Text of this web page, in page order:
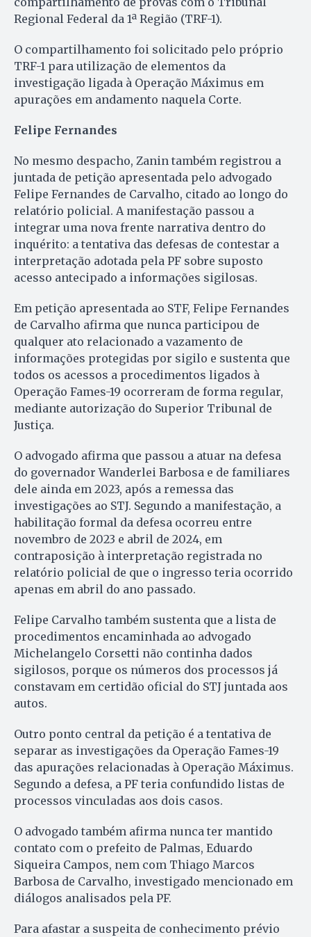
Regional Federal da 1ª Região (TRF-1).
O compartilhamento foi solicitado pelo próprio
TRF-1 para utilização de elementos da
investigação ligada à Operação Máximus em
apurações em andamento naquela Corte.
Felipe Fernandes
No mesmo despacho, Zanin também registrou a
juntada de petição apresentada pelo advogado
Felipe Fernandes de Carvalho, citado ao longo do
relatório policial. A manifestação passou a
integrar uma nova frente narrativa dentro do
inquérito: a tentativa das defesas de contestar a
interpretação adotada pela PF sobre suposto
acesso antecipado a informações sigilosas.
Em petição apresentada ao STF, Felipe Fernandes
de Carvalho afirma que nunca participou de
qualquer ato relacionado a vazamento de
informações protegidas por sigilo e sustenta que
todos os acessos a procedimentos ligados à
Operação Fames-19 ocorreram de forma regular,
mediante autorização do Superior Tribunal de
Justiça.
O advogado afirma que passou a atuar na defesa
do governador Wanderlei Barbosa e de familiares
dele ainda em 2023, após a remessa das
investigações ao STJ. Segundo a manifestação, a
habilitação formal da defesa ocorreu entre
novembro de 2023 e abril de 2024, em
contraposição à interpretação registrada no
relatório policial de que o ingresso teria ocorrido
apenas em abril do ano passado.
Felipe Carvalho também sustenta que a lista de
procedimentos encaminhada ao advogado
Michelangelo Corsetti não continha dados
sigilosos, porque os números dos processos já
constavam em certidão oficial do STJ juntada aos
autos.
Outro ponto central da petição é a tentativa de
separar as investigações da Operação Fames-19
das apurações relacionadas à Operação Máximus.
Segundo a defesa, a PF teria confundido listas de
processos vinculadas aos dois casos.
O advogado também afirma nunca ter mantido
contato com o prefeito de Palmas, Eduardo
Siqueira Campos, nem com Thiago Marcos
Barbosa de Carvalho, investigado mencionado em
diálogos analisados pela PF.
Para afastar a suspeita de conhecimento prévio